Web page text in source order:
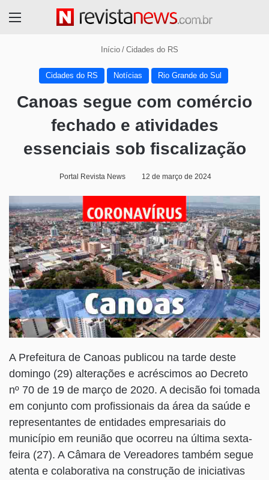
Início / Cidades do RS
Cidades do RS Notícias Rio Grande do Sul
Canoas segue com comércio
fechado e atividades
essenciais sob fiscalização
Portal Revista News 12 de março de 2024
A Prefeitura de Canoas publicou na tarde deste
domingo (29) alterações e acréscimos ao Decreto
nº 70 de 19 de março de 2020. A decisão foi tomada
em conjunto com profissionais da área da saúde e
representantes de entidades empresariais do
município em reunião que ocorreu na última sexta-
feira (27). A Câmara de Vereadores também segue
atenta e colaborativa na construção de iniciativas